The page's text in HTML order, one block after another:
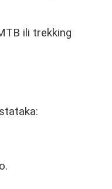
ili trekking